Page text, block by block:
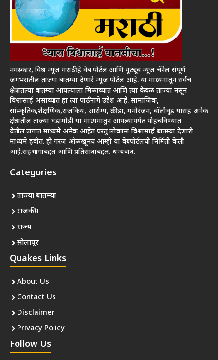
नमस्कार, विश्व न्यूज मराठी हे वेब पोर्टल आणि यूट्यूब न्यूज चॅनेल संपूर्ण
जगभरातील ताज्या बातम्या देणारे न्यूज पोर्टल आहे. या माध्यमातून सर्वच
क्षेत्रातल्या बातम्या आपल्याला मिळाव्यात आणि त्या केवळ ताज्या नसून
विश्वासार्ह असाव्यात हा त्या पाठीमागे उद्देश आहे. सामाजिक,
सांस्कृतिक,शैक्षणिक,राजकिय, आरोग्य, क्रीडा, मनोरंजन, बॉलीवूड यासह अनेक
क्षेत्रातील ताज्या घडामोडी या माध्यमातुन आपल्यापर्यंत पोहचविण्यात
येतील.जगात माध्यमे अनेक आहेत परंतु लोकांना विश्वासार्ह बातम्या देणारी
माध्यमे हवीत. ही गरज ओळखूनच आम्ही या वेबपोर्टलची निर्मिती केली
आहे.सहभागाबद्दल आणि प्रतिसादाबद्दल. धन्यवाद.
Categories
ताज्या बातम्या
राजकीय
राज्य
सोलापूर
Quakes Links
About Us
Contact Us
Disclaimer
Privacy Policy
Follow Us